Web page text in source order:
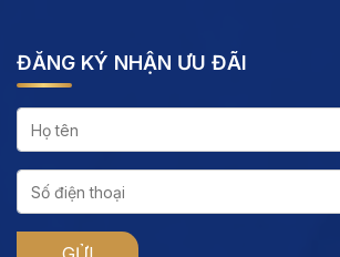
ĐĂNG KÝ NHẬN ƯU ĐÃI